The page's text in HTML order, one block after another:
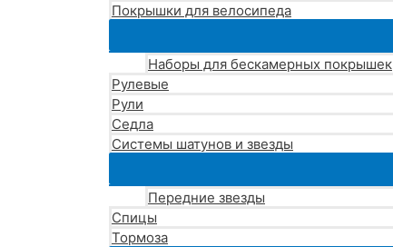
Покрышки для велосипеда
Наборы для бескамерных покрышек
Рулевые
Рули
Седла
Системы шатунов и звезды
Передние звезды
Спицы
Тормоза